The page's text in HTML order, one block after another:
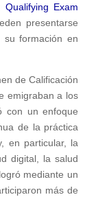
Qualifying Exam
presentarse
su formación en
de Calificación
emigraban a los
con un enfoque
de la práctica
en particular, la
digital, la salud
mediante un
más de